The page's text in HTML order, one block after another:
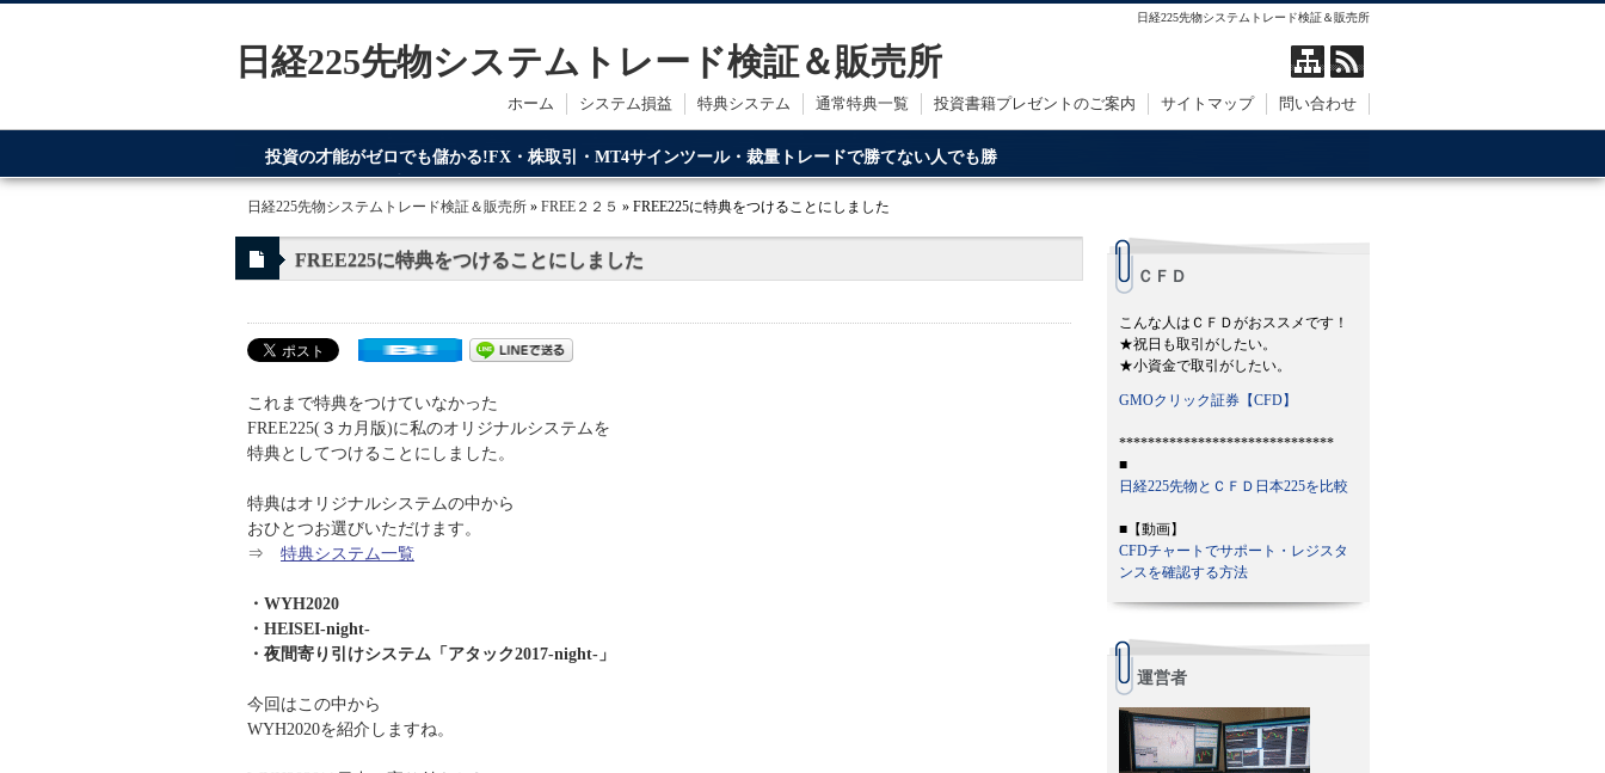
日経225先物システムトレード検証＆販売所
日経225先物システムトレード検証＆販売所
ホーム システム損益 特典システム 通常特典一覧 投資書籍プレゼントのご案内 サイトマップ 問い合わせ
投資の才能がゼロでも儲かる!FX・株取引・MT4サインツール・裁量トレードで勝てない人でも勝
てるのが日経225先物システムトレードです。
日経225先物システムトレード検証＆販売所 » FREE２２５ » FREE225に特典をつけることにしました
FREE225に特典をつけることにしました
これまで特典をつけていなかった
FREE225(３カ月版)に私のオリジナルシステムを
特典としてつけることにしました。
特典はオリジナルシステムの中から
おひとつお選びいただけます。
⇒ 特典システム一覧
・WYH2020
・HEISEI-night-
・夜間寄り引けシステム「アタック2017-night-」
今回はこの中から
WYH2020を紹介しますね。
ＣＦＤ
こんな人はＣＦＤがおススメです！
★祝日も取引がしたい。
★小資金で取引がしたい。
GMOクリック証券【CFD】
******************************
■
日経225先物とＣＦＤ日本225を比較
■【動画】
CFDチャートでサポート・レジスタ
ンスを確認する方法
運営者